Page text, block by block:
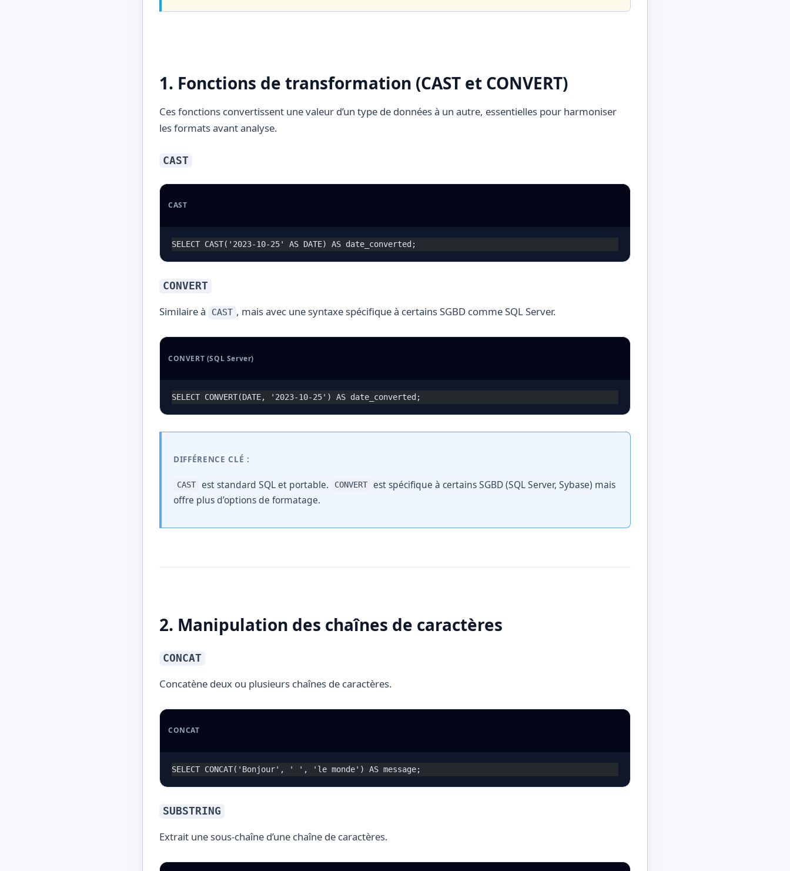
1. Fonctions de transformation (CAST et CONVERT)
Ces fonctions convertissent une valeur d’un type de données à un autre, essentielles pour harmoniser
les formats avant analyse.
CAST
CAST
SELECT CAST('2023-10-25' AS DATE) AS date_converted;
CONVERT
Similaire à CAST , mais avec une syntaxe spécifique à certains SGBD comme SQL Server.
CONVERT (SQL Server)
SELECT CONVERT(DATE, '2023-10-25') AS date_converted;
DIFFÉRENCE CLÉ :
CAST est standard SQL et portable. CONVERT
est spécifique à certains SGBD (SQL Server, Sybase) mais
offre plus d’options de formatage.
2. Manipulation des chaînes de caractères
CONCAT
Concatène deux ou plusieurs chaînes de caractères.
CONCAT
SELECT CONCAT('Bonjour', ' ', 'le monde') AS message;
SUBSTRING
Extrait une sous-chaîne d’une chaîne de caractères.